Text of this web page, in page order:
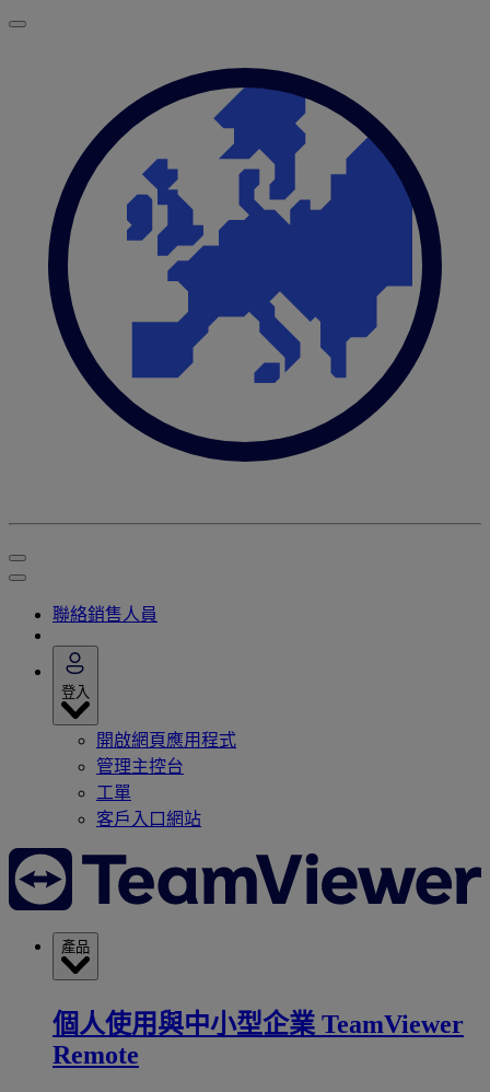
聯絡銷售人員
登入
開啟網頁應用程式
管理主控台
工單
客戶入口網站
產品
個人使用與中小型企業 TeamViewer
Remote